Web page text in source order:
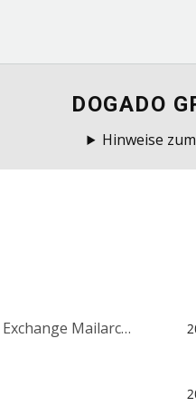
DOGADO
Hinweise
Mailarchiv